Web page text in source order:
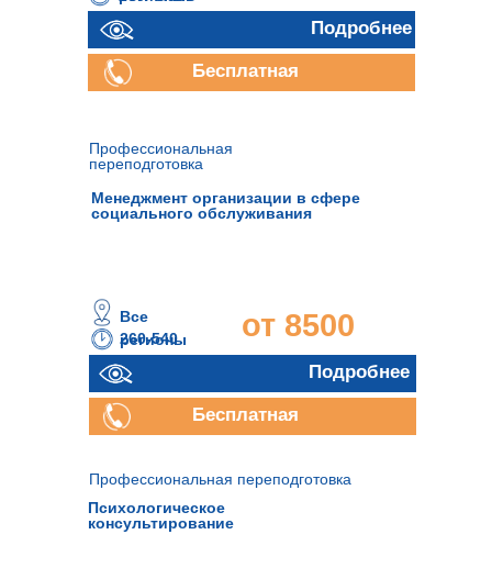
руб.Подробнее
Бесплатная
Профессиональная
переподготовка
260-540
часов
от 8500
Все
регионы
Подробнее
Бесплатная
Менеджмент организации в сфере
социального обслуживания
Психологическое
консультирование
Профессиональная переподготовка